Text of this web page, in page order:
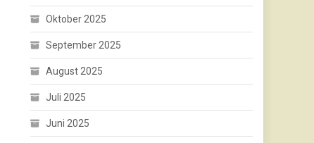
Oktober 2025
September 2025
August 2025
Juli 2025
Juni 2025